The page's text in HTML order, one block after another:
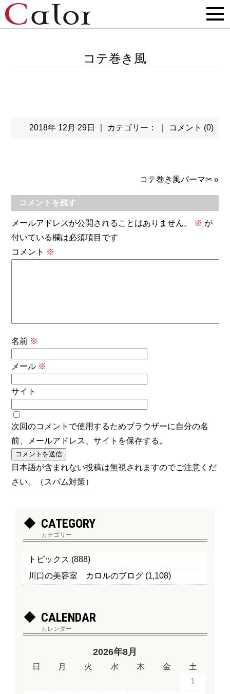
コテ巻き風
2018年 12月 29日 ｜ カテゴリー： ｜ コメント (0)
コテ巻き風パーマ✂»
コメントを残す
メールアドレスが公開されることはありません。 ※ が
付いている欄は必須項目です
コメント ※
名前 ※
メール ※
サイト
次回のコメントで使用するためブラウザーに自分の名
前、メールアドレス、サイトを保存する。
日本語が含まれない投稿は無視されますのでご注意くだ
さい。（スパム対策）
CATEGORY
カテゴリー
トピックス (888)
川口の美容室 カロルのブログ (1,108)
CALENDAR
カレンダー
2026年8月
日 月 火 水 木 金
土
1